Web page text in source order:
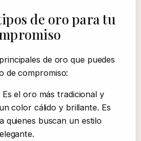
de oro para tu
de oro que puedes
de compromiso:
el oro más tradicional y
color cálido y brillante. Es
quienes buscan un estilo